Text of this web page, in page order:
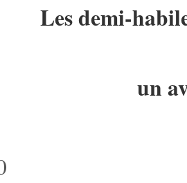
Les demi-
un